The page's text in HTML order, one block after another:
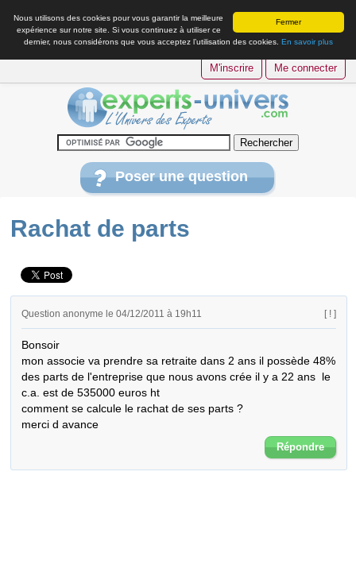
Fermer
Nous utilisons des cookies pour vous garantir la meilleure
expérience sur notre site. Si vous continuez à utiliser ce
dernier, nous considérons que vous acceptez l’utilisation des cookies. En savoir plus
M'inscrire Me connecter
Poser une question
Rachat de parts
Question anonyme le 04/12/2011 à 19h11 [ ! ]
Bonsoir
mon associe va prendre sa retraite dans 2 ans il possède 48%
des parts de l'entreprise que nous avons crée il y a 22 ans  le
c.a. est de 535000 euros ht
comment se calcule le rachat de ses parts ?
merci d avance
Répondre